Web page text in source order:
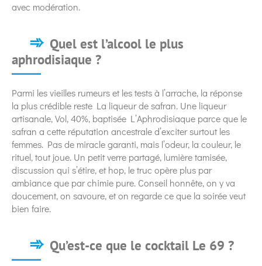
avec modération.
Quel est l’alcool le plus
aphrodisiaque ?
Parmi les vieilles rumeurs et les tests à l’arrache, la réponse
la plus crédible reste La liqueur de safran. Une liqueur
artisanale, Vol, 40%, baptisée L’Aphrodisiaque parce que le
safran a cette réputation ancestrale d’exciter surtout les
femmes. Pas de miracle garanti, mais l’odeur, la couleur, le
rituel, tout joue. Un petit verre partagé, lumière tamisée,
discussion qui s’étire, et hop, le truc opère plus par
ambiance que par chimie pure. Conseil honnête, on y va
doucement, on savoure, et on regarde ce que la soirée veut
bien faire.
Qu’est-ce que le cocktail Le 69 ?